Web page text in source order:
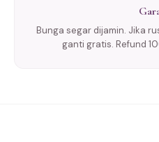
Bunga segar dijamin. Jika
ganti gratis. Refund